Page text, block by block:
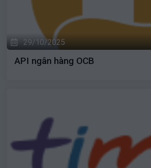
29/10/2025
API ngân hàng OCB